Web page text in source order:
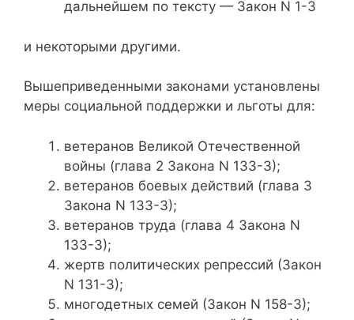
дальнейшем по тексту — Закон N 1-З
и некоторыми другими.
Вышеприведенными законами установлены
меры социальной поддержки и льготы для:
ветеранов Великой Отечественной
войны (глава 2 Закона N 133-З);
ветеранов боевых действий (глава 3
Закона N 133-З);
ветеранов труда (глава 4 Закона N
133-З);
жертв политических репрессий (Закон
N 131-З);
многодетных семей (Закон N 158-З);